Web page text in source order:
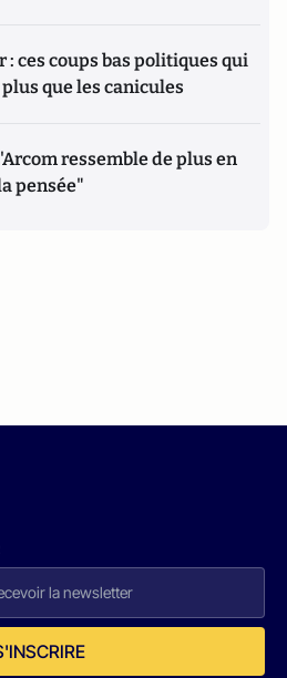
ces coups bas politiques qui
que les canicules
ressemble de plus en
pensée"